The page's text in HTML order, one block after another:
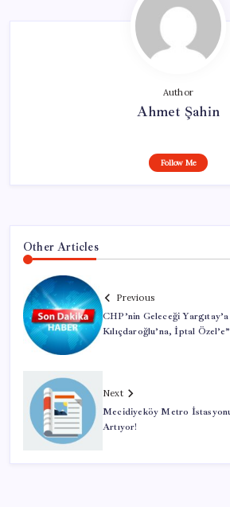
Author
Ahmet Şahin
Follow Me
Other Articles
Previous
CHP’nin Geleceği
Kılıçdaroğlu’na, İptal Özel’e”
Next
Mecidiyeköy Metro
Artıyor!